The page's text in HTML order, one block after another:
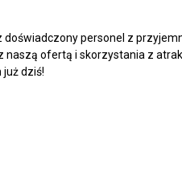
personel z
ofertą i skorzystania z
dziś!